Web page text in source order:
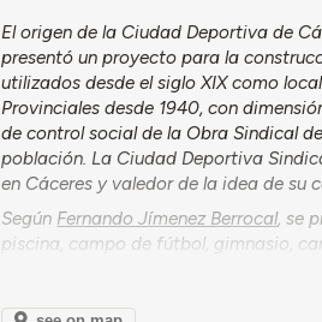
El origen de la Ciudad Deportiva de
presentó un proyecto para la
utilizados desde el siglo XIX como
Provinciales desde 1940, con
de control social de la Obra Sindical
población. La Ciudad Deportiva
en Cáceres y valedor de la idea de su
Según Fernando Jímenez Berrocal, se
piscina, campo de fútbol, gimnasio,
. La